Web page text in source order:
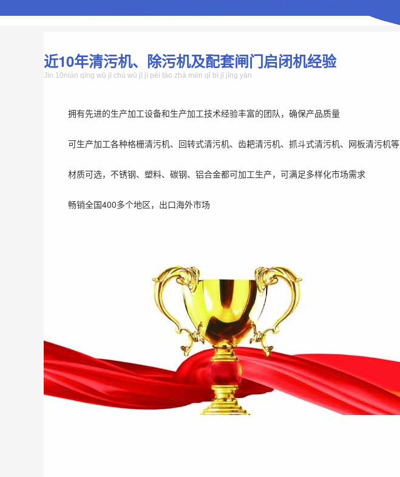
近10年清污机、除污机及配套闸门启闭机经验
Jìn 10nián qīng wū jī chú wū jī jí pèi tào zhá mén qǐ bì jī jīng yàn
拥有先进的生产加工设备和生产加工技术经验丰富的团队，确保产品质量
可生产加工各种格栅清污机、回转式清污机、齿耙清污机、抓斗式清污机、网板清污机等
材质可选，不锈钢、塑料、碳钢、铝合金都可加工生产，可满足多样化市场需求
畅销全国400多个地区，出口海外市场